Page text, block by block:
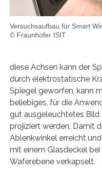
Versuchsaufbau für Smart
© Fraunhofer ISIT
diese Achsen kann der
durch elektrostatische
Spiegel geworfen, kann
beliebiges, für die
gut ausgeleuchtetes Bild
projiziert werden. Damit
Ablenkwinkel erreicht
mit einem Glasdeckel
Waferebene verkapselt.